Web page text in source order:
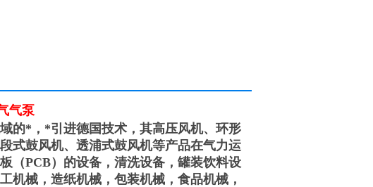
气泵
的*，*引进德国技术，其高压风机、环形
式鼓风机、透浦式鼓风机等产品在气力运
（PCB）的设备，清洗设备，罐装饮料设
机械，造纸机械，包装机械，食品机械，